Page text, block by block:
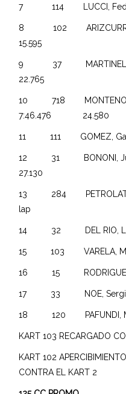
7 114 LUCCI,
8 102
15.595
9 37
22.765
10 718
7:46.476 24.580
11 111 GOMEZ,
12 31 BONONI,
27.130
13 284
lap
14 32 DEL RIO,
15 103 VARELA,
16 15
17 33 NOE,
18 120
KART 103 RECARGADO
KART 102
CONTRA EL KART 2